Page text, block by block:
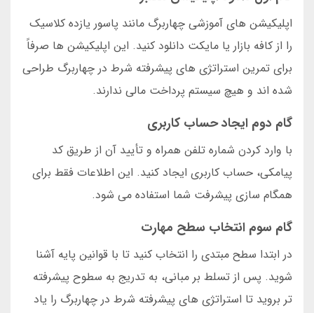
اپلیکیشن های آموزشی چهاربرگ مانند پاسور یازده کلاسیک
را از کافه بازار یا مایکت دانلود کنید. این اپلیکیشن ها صرفاً
برای تمرین استراتژی های پیشرفته شرط در چهاربرگ طراحی
شده اند و هیچ سیستم پرداخت مالی ندارند.
گام دوم ایجاد حساب کاربری
با وارد کردن شماره تلفن همراه و تأیید آن از طریق کد
پیامکی، حساب کاربری ایجاد کنید. این اطلاعات فقط برای
همگام سازی پیشرفت شما استفاده می شود.
گام سوم انتخاب سطح مهارت
در ابتدا سطح مبتدی را انتخاب کنید تا با قوانین پایه آشنا
شوید. پس از تسلط بر مبانی، به تدریج به سطوح پیشرفته
تر بروید تا استراتژی های پیشرفته شرط در چهاربرگ را یاد